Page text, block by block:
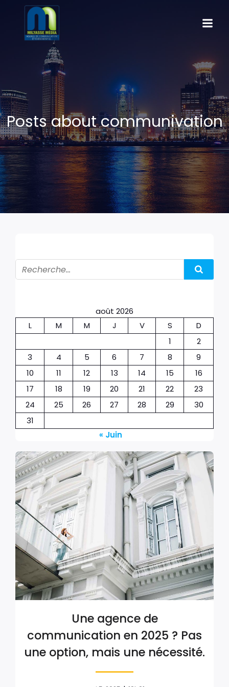
Posts about communivation
août 2026
L
M M J V S
D
1
2
3
4 5 6 7 8
9
10
11 12 13 14 15
16
17
18 19 20 21 22
23
24
25 26 27 28 29
30
31
« Juin
Une agence de
communication en 2025 ? Pas
une option, mais une nécessité.